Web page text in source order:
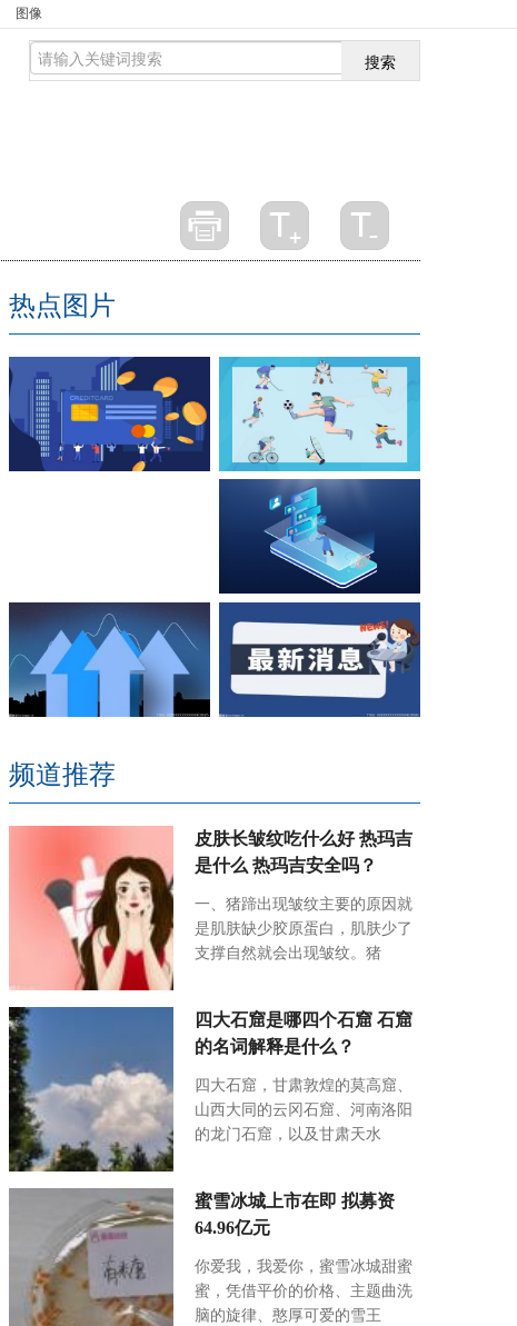
图像
搜索
热点图片
频道推荐
皮肤长皱纹吃什么好 热玛吉
是什么 热玛吉安全吗？
一、猪蹄出现皱纹主要的原因就
是肌肤缺少胶原蛋白，肌肤少了
支撑自然就会出现皱纹。猪
四大石窟是哪四个石窟 石窟
的名词解释是什么？
四大石窟，甘肃敦煌的莫高窟、
山西大同的云冈石窟、河南洛阳
的龙门石窟，以及甘肃天水
蜜雪冰城上市在即 拟募资
64.96亿元
你爱我，我爱你，蜜雪冰城甜蜜
蜜，凭借平价的价格、主题曲洗
脑的旋律、憨厚可爱的雪王